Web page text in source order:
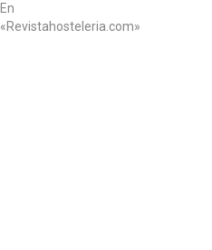
En
«Revistahosteleria.com»